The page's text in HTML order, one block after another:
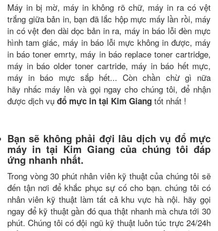
Máy in bị mờ, máy in không rõ chữ, máy in ra có vệt
trắng giữa bản in, bạn đã lắc hộp mực mấy lần rồi, máy
in có vệt đen dài dọc bản in ra, máy in báo lỗi đèn mực
hình tam giác, máy in báo lỗi mực không in được, máy
in báo toner emrty, máy in báo replace toner cartridge,
máy in báo older toner cartride, máy in báo hết mực,
máy in báo mực sắp hết... Còn chần chừ gì nữa
hãy nhấc máy lên và gọi ngay cho chúng tôi, để nhận
được dịch vụ đổ mực in tại Kim Giang tốt nhất !
Bạn sẽ không phải đợi lâu dịch vụ đổ mực
máy in tại Kim Giang của chúng tôi đáp
ứng nhanh nhất.
Trong vòng 30 phút nhân viên kỹ thuật của chúng tôi sẽ
đến tận nơi để khắc phục sự cố cho bạn. chúng tôi có
nhân viên kỹ thuật làm tất cả khu vực hà nội. hãy gọi
ngay để kỹ thuật gần đó qua thật nhanh mà chưa tới 30
phút. Chúng tôi có đội ngũ kỹ thuật luôn túc trực 24/24h